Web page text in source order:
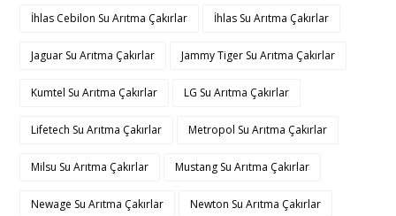
İhlas Cebilon Su Arıtma Çakırlar İhlas Su Arıtma Çakırlar
Jaguar Su Arıtma Çakırlar Jammy Tiger Su Arıtma Çakırlar
Kumtel Su Arıtma Çakırlar LG Su Arıtma Çakırlar
Lifetech Su Arıtma Çakırlar Metropol Su Arıtma Çakırlar
Milsu Su Arıtma Çakırlar Mustang Su Arıtma Çakırlar
Newage Su Arıtma Çakırlar Newton Su Arıtma Çakırlar